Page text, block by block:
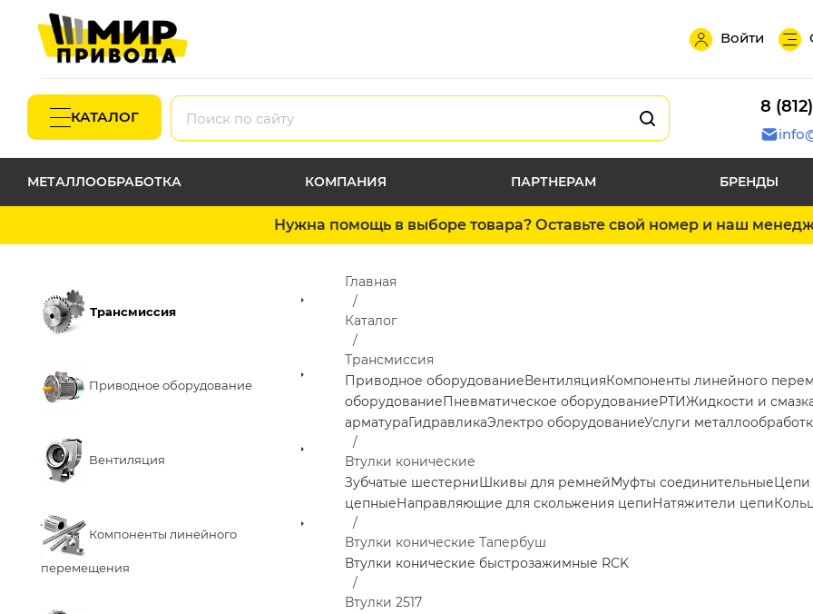
Войти
КАТАЛОГ
8
МЕТАЛЛООБРАБОТКА КОМПАНИЯ ПАРТНЕРАМ БРЕНДЫ
Нужна помощь в выборе товара? Оставьте свой номер и наш
Трансмиссия
Приводное оборудование
Вентиляция
Компоненты линейного
перемещения
Главная
Каталог
Трансмиссия
Приводное оборудованиеВентиляцияКомпоненты линейного
оборудованиеПневматическое оборудованиеРТИЖидкости и
арматураГидравликаЭлектро оборудованиеУслуги
Втулки конические
Зубчатые шестерниШкивы для ремнейМуфты соединительныеЦепи
цепныеНаправляющие для скольжения цепиНатяжители цепи
Втулки конические Тапербуш
Втулки конические быстрозажимные RCK
Втулки 2517